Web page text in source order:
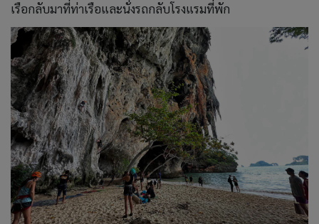
เรือกลับมาที่ท่าเรือและนั่งรถกลับโรงแรมที่พัก